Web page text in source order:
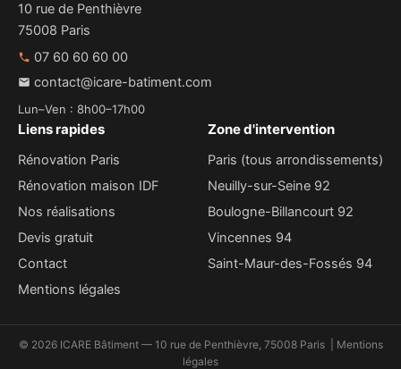
10 rue de Penthièvre
75008 Paris
07 60 60 60 00
contact@icare-batiment.com
Lun–Ven : 8h00–17h00
Liens rapides
Rénovation Paris
Rénovation maison IDF
Nos réalisations
Devis gratuit
Contact
Mentions légales
Zone d'intervention
Paris (tous arrondissements)
Neuilly-sur-Seine 92
Boulogne-Billancourt 92
Vincennes 94
Saint-Maur-des-Fossés 94
© 2026 ICARE Bâtiment — 10 rue de Penthièvre, 75008 Paris | Mentions
légales